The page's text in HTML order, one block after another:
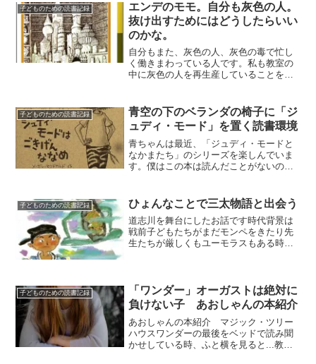
子どものための読書記録
エンデのモモ。自分も灰色の人。
抜け出すためにはどうしたらいい
のかな。
自分もまた、灰色の人、灰色の毒で忙し
く働きまわっている人です。私も教室の
中に灰色の人を再生産していることを、
分はスッキリしているけれど、自分の中
の霧は、すっきり晴れませ...
子どものための読書記録
青空の下のベランダの椅子に「ジ
ュディ・モード」を置く読書環境
青ちゃんは最近、「ジュディ・モードと
なかまたち」のシリーズを楽しんでいま
す。僕はこの本は読んだことがないので
いました。 昨日から、ベランダの椅子
に腰掛けて、くすくす笑い...
子どものための読書記録 ひょんなことで三太物語と出会う
道志川を舞台にしたお話です時代背景は
戦前子どもたちがまだモンペをきたり先
生たちが厳しくもユーモラスもある時代
るよねとうことで紹介して...
子どものための読書記録
「ワンダー」オーガストは絶対に
負けない子 あおしゃんの本紹介
あおしゃんの本紹介 マジック・ツリー
ハウスワンダーの最後をベッドで読み聞
かせしている時、ふと横を見ると...教育